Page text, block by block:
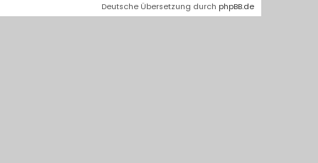
Deutsche Übersetzung durch phpBB.de